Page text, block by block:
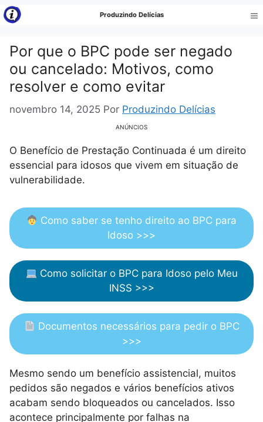
Pular
para
conteúdo
Produzindo Delícias
Por que o BPC pode ser negado
ou cancelado: Motivos, como
resolver e como evitar
novembro 14, 2025 Por Produzindo Delícias
ANÚNCIOS
O Benefício de Prestação Continuada é um direito
essencial para idosos que vivem em situação de
vulnerabilidade.
Como saber se tenho direito ao BPC para
Idoso >>>
Como solicitar o BPC para Idoso pelo Meu
INSS >>>
Documentos necessários para pedir o BPC
>>>
Mesmo sendo um benefício assistencial, muitos
pedidos são negados e vários benefícios ativos
acabam sendo bloqueados ou cancelados. Isso
acontece principalmente por falhas na